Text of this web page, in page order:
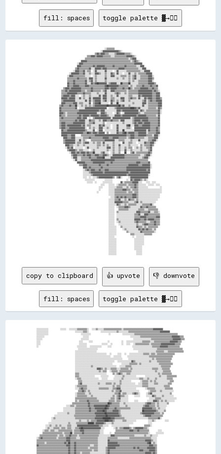
fill: spaces toggle palette ▓→✊🏽
                                                            ░░▒▒▒▒▒▒▒▒                                                              
                                                        ░░▓▓▓▓▓▓▓▓▓▓▓▓▓▓▓▓▒▒░░                                                      
                                                  ▒▒▓▓▒▒▓▓▓▓▒▒▒▒░░░░░░▒▒▓▓▓▓▓▓▓▓▒▒▒▒▒▒░░                                            
                                          ▒▒▒▒▓▓▓▓▒▒▓▓▓▓▓▓▒▒▒▒▒▒▒▒░░░░▒▒▒▒▒▒▒▒▒▒▒▒▓▓▓▓▓▓▒▒░░                                        
                                        ▒▒▒▒▒▒▒▒▒▒▒▒▒▒▒▒▒▒▒▒▒▒▒▒▒▒▒▒▒▒▒▒▒▒▒▒▒▒▒▒▒▒▒▒░░▒▒▓▓▓▓                                        
                                    ▓▓▓▓▓▓▒▒▒▒▒▒▒▒▒▒▒▒▒▒▒▒▒▒▒▒▒▒▒▒▒▒▒▒▒▒▒▒▒▒▒▒▒▒▒▒▒▒▒▒░░▒▒▓▓▒▒░░                                    
                                ░░▓▓▓▓▒▒▒▒▒▒▒▒▒▒▒▒▒▒▒▒▒▒▒▒▒▒▒▒▒▒▒▒▒▒▒▒▒▒▒▒▒▒▒▒▒▒▒▒▒▒▒▒▒▒▒▒▓▓▓▓▓▓▓▓                                  
                                ▓▓▓▓▒▒▒▒▒▒▒▒▒▒▒▒▓▓▒▒▓▓▓▓▓▓▓▓▒▒▒▒▒▒▒▒▓▓▒▒▒▒▒▒▒▒▒▒▓▓▒▒▒▒▒▒▒▒▒▒░░░░▓▓▓▓                                
                              ▒▒▓▓▒▒▒▒▒▒▒▒▒▒▓▓░░░░▓▓▓▓▓▓▒▒▓▓▓▓▒▒▒▒▒▒▒▒▒▒▒▒▓▓▓▓▓▓▒▒▒▒▒▒▒▒▒▒▒▒▒▒░░░░▓▓▓▓                              
                            ░░▓▓▓▓▒▒▒▒▓▓░░▒▒▒▒  ░░▓▓░░░░░░░░▓▓░░░░░░  ░░▓▓░░░░░░░░▒▒▒▒▒▒▒▒▒▒▒▒▒▒░░░░▓▓▓▓▓▓                          
                        ░░▓▓▓▓▓▓▓▓▒▒▒▒▓▓░░░░▒▒░░░░▓▓▓▓▒▒░░░░▒▒░░░░▓▓▒▒░░▓▓░░░░  ░░░░▓▓░░░░▒▒░░▒▒▒▒▒▒▒▒▓▓▓▓▓▓                        
                      ░░▓▓▓▓▒▒▒▒▒▒▒▒▒▒▒▒░░░░░░  ░░▒▒░░░░░░░░▒▒░░░░▓▓▓▓░░░░░░▒▒▒▒▒▒░░▒▒░░▒▒▓▓░░░░▒▒▒▒▒▒▒▒▓▓▓▓░░                      
                      ▒▒▒▒▒▒▒▒▒▒▓▓▒▒▒▒▒▒▒▒░░▓▓▓▓░░▒▒░░░░░░░░▓▓░░░░░░░░░░▒▒░░░░▒▒░░░░▒▒░░▒▒▓▓░░░░▒▒▒▒▒▒▒▒▓▓▓▓▒▒                      
                      ▒▒▒▒▒▒▓▓▒▒▒▒▒▒▒▒▒▒▓▓░░▒▒▓▓░░▒▒░░░░░░░░▒▒░░░░░░░░░░░░░░░░░░░░░░▒▒░░▒▒░░░░▒▒▒▒▒▒▒▒▒▒▓▓▓▓░░                      
                      ▓▓▒▒▒▒▓▓▒▒▒▒▒▒▒▒▒▒▓▓░░░░▓▓▒▒▓▓██▓▓▓▓▓▓▓▓░░▒▒▓▓▓▓▓▓░░░░██▒▒▒▒▒▒██░░░░░░░░▒▒▒▒▒▒▒▒▒▒▓▓▓▓▓▓▒▒                    
                      ▓▓▒▒▒▒▓▓▓▓▓▓▒▒▒▒▒▒▓▓▓▓▒▒▒▒▒▒▒▒▒▒▒▒▒▒▒▒▓▓██▓▓▓▓▓▓▓▓▓▓▒▒▒▒▒▒▒▒▒▒░░▒▒░░░░▒▒▒▒▒▒▓▓▒▒▒▒▒▒▓▓▒▒▒▒▓▓                  
                  ▒▒▓▓▓▓▒▒▓▓▓▓▓▓▓▓▓▓▒▒▒▒▒▒▒▒▒▒▓▓▒▒▒▒▒▒▒▒▒▒▒▒▓▓▓▓▒▒▓▓▓▓▓▓▒▒▒▒▒▒▓▓▒▒▒▒██▒▒░░▒▒▒▒▒▒▓▓▓▓▓▓▓▓▒▒▒▒▓▓▒▒▒▒                  
                ▒▒▒▒▓▓▒▒▓▓▓▓▓▓▓▓▓▓▓▓▒▒▒▒░░▒▒▒▒▓▓▒▒▒▒▒▒▒▒░░▒▒▓▓░░░░▓▓▓▓▒▒▒▒▒▒▒▒▒▒▒▒░░▒▒▒▒▒▒▒▒▒▒▓▓▓▓▓▓▓▓▓▓▓▓▓▓▒▒▓▓▒▒░░                
                ▒▒▒▒▒▒▓▓▓▓▓▓▓▓▓▓▒▒▒▒▒▒▓▓▒▒▒▒▒▒░░░░░░▒▒░░░░░░▓▓░░░░░░░░▒▒▓▓▒▒░░░░▒▒░░▒▒▒▒▒▒▒▒▒▒▓▓▓▓▓▓▓▓▓▓▓▓▓▓▒▒▒▒▓▓▓▓                
                ▒▒▓▓▓▓▓▓▒▒▓▓▓▓░░░░  ░░▒▒░░░░▒▒░░░░░░░░▓▓░░▓▓▓▓░░░░▒▒░░░░▓▓░░░░░░░░░░▒▒▒▒░░░░░░▓▓▒▒▓▓▓▓▓▓▓▓▓▓▒▒▒▒▓▓▓▓                
                ▓▓▓▓▓▓▒▒▓▓▓▓▓▓░░░░▓▓░░▒▒░░░░▓▓░░▓▓▓▓▓▓▓▓░░▓▓▓▓░░░░▒▒▒▒░░░░░░▓▓▓▓░░░░▒▒▓▓▒▒▒▒░░▓▓░░░░▓▓▒▒▓▓▓▓▒▒▒▒▓▓▓▓▒▒              
                ▒▒▓▓▓▓▓▓▓▓▓▓▓▓░░░░░░░░░░▓▓░░▓▓░░▒▒▓▓▓▓▓▓░░▒▒▓▓░░░░▓▓▒▒░░▒▒░░▒▒▓▓░░░░▒▒░░░░░░░░░░░░▒▒▓▓░░▒▒▓▓▒▒▒▒▓▓▓▓▓▓              
                ▓▓▓▓▒▒▒▒▒▒▒▒▓▓▓▓░░▒▒▒▒░░░░░░▓▓  ▒▒▓▓▓▓██░░░░░░░░  ▓▓░░░░██░░░░░░░░░░░░░░▒▒░░░░░░░░▓▓▓▓░░▒▒▒▒▒▒▒▒▒▒▓▓▓▓              
              ▒▒▓▓▒▒▒▒▒▒▓▓▒▒▒▒██░░░░▒▒░░▒▒░░▒▒░░▒▒▓▓▓▓▓▓▓▓▓▓▓▓██▓▓▓▓▓▓▓▓▓▓██▒▒▓▓░░░░▒▒░░░░░░░░░░░░▓▓░░░░▒▒▒▒▒▒▒▒▒▒▓▓▓▓              
              ▓▓▒▒▒▒▒▒▒▒▒▒▒▒▒▒▓▓  ░░░░░░▓▓▓▓▓▓▓▓▓▓▓▓▓▓▓▓▓▓▓▓▓▓  ░░░░░░▒▒▓▓▓▓▓▓▓▓▓▓▓▓▓▓████▓▓▒▒▓▓░░░░░░░░▒▒▒▒▒▒▒▒░░▓▓▒▒              
              ▓▓▒▒▒▒▒▒▒▒▒▒▒▒▒▒▒▒▒▒▓▓▓▓▓▓▓▓▓▓▓▓▓▓▓▓▓▓▓▓▒▒▓▓▓▓░░░░░░░░░░░░▓▓▓▓▒▒▓▓▓▓▓▓▓▓▓▓▓▓▓▓▓▓░░▓▓▒▒░░▒▒▒▒▒▒▒▒▒▒▒▒▓▓░░              
              ▓▓▓▓▒▒░░▒▒▒▒▒▒▒▒▒▒▓▓▓▓▓▓▓▓▓▓▓▓▓▓▓▓▓▓▓▓░░░░▓▓▓▓▒▒░░░░░░  ░░▓▓▒▒  ░░▓▓▓▓▓▓▓▓▓▓▓▓▓▓▒▒░░░░▒▒▒▒▒▒▒▒▒▒▒▒▒▒▓▓░░              
              ▓▓▒▒▒▒░░▒▒▒▒▒▒▒▒▒▒▒▒▓▓▒▒▓▓▓▓▓▓▒▒▓▓▓▓▓▓▓▓▒▒▓▓▓▓▓▓▒▒░░░░░░▓▓▓▓▓▓▒▒▓▓▓▓▓▓▓▓▓▓▓▓▓▓▒▒▓▓▓▓▓▓▓▓▒▒▒▒▒▒▒▒▒▒░░▓▓                
              ▒▒▓▓▒▒▒▒▒▒▒▒▒▒▒▒▒▒▓▓▓▓▒▒▓▓▓▓  ░░  ▒▒▓▓▓▓▓▓▓▓▓▓▓▓▓▓▓▓░░▓▓▓▓▓▓▓▓▓▓▓▓▓▓▓▓▓▓░░▒▒▓▓▓▓▓▓▓▓▓▓▓▓▓▓▒▒▒▒▒▒▒▒▒▒▓▓                
              ▒▒▒▒▒▒▒▒▒▒▒▒▒▒▒▒▓▓▒▒▓▓▓▓▓▓░░░░▓▓▒▒▒▒░░░░▒▒░░▓▓▓▓▒▒▒▒▓▓▒▒▒▒▒▒░░▓▓▓▓░░░░░░░░▒▒▓▓▓▓▓▓▒▒▓▓▓▓▓▓▒▒▒▒▒▒▒▒▒▒▓▓                
              ▒▒▓▓▓▓▒▒▒▒▒▒▒▒▓▓▓▓▓▓▓▓▓▓▓▓░░░░▒▒▒▒▓▓░░░░░░░░▒▒  ░░░░░░░░░░░░░░░░▒▒░░░░░░░░▒▒▓▓▒▒▓▓▓▓▒▒▓▓▓▓▓▓▒▒▒▒▒▒▒▒▓▓                
              ▒▒▓▓▓▓▒▒▓▓▓▓▓▓▓▓▓▓▓▓▓▓▒▒▓▓░░▒▒▒▒░░░░░░░░▓▓▒▒▓▓░░░░░░  ░░░░▓▓░░░░░░░░▓▓██░░░░▓▓▓▓▒▒▒▒▓▓▓▓▓▓▓▓▒▒▒▒▒▒▒▒▓▓                
              ▒▒▓▓▓▓▒▒▒▒▓▓▓▓▓▓▓▓▓▓▓▓▓▓▓▓░░  ▒▒░░▒▒░░░░▓▓▓▓░░░░▒▒░░  ░░░░▓▓░░░░░░░░▒▒▒▒░░  ▓▓▓▓▓▓▓▓▓▓▓▓▓▓▓▓▒▒▒▒▒▒▓▓▒▒                
                ▓▓▒▒▒▒▓▓▓▓▓▓▓▓▓▓▓▓▓▓▓▓▓▓▒▒░░░░░░▓▓  ░░▓▓▓▓  ░░░░░░░░░░░░▓▓░░░░██░░░░░░░░░░▓▓▓▓▓▓▓▓▓▓▓▓░░▓▓▒▒▒▒▒▒▓▓▒▒                
                ▓▓▓▓▓▓▓▓▓▓▓▓▓▓▓▓▓▓▓▓▓▓▒▒▒▒██▓▓▒▒▓▓▓▓▒▒▓▓▓▓▓▓  ▒▒  ░░░░░░▓▓▒▒▒▒▓▓██▒▒▓▓▓▓▓▓▒▒▒▒▓▓▓▓▓▓▓▓░░▒▒▒▒▒▒▒▒▓▓▓▓                
                ▓▓▓▓▓▓▒▒▒▒▓▓▓▓      ▒▒▒▒▒▒▒▒▒▒▒▒▒▒▓▓▓▓▓▓▓▓▓▓▓▓▓▓▓▓▓▓▓▓▓▓▓▓▓▓▓▓▓▓▓▓▒▒▒▒▓▓▓▓▒▒▒▒▓▓▓▓▓▓▓▓▒▒▒▒▒▒░░▓▓▓▓░░                
                  ▓▓▓▓▒▒▒▒▓▓▓▓░░░░░░░░▒▒▒▒▒▒▓▓▒▒▒▒▒▒▒▒▒▒▒▒▓▓▓▓▓▓▒▒▒▒▓▓▓▓▓▓▒▒▒▒▒▒▒▒░░▒▒▓▓▓▓▒▒▒▒▒▒▒▒▒▒░░░░▒▒▒▒▒▒▓▓▓▓                  
                  ▒▒▓▓▓▓▓▓▓▓▓▓░░░░▓▓░░▒▒░░    ▒▒▒▒▒▒▒▒▒▒▒▒▒▒▓▓▓▓▓▓▓▓▓▓░░░░▒▒▒▒▒▒░░░░░░▒▒░░░░░░▓▓░░░░░░░░▒▒▒▒▓▓▓▓░░                  
                  ▒▒▓▓▓▓▓▓▓▓▓▓░░▒▒▒▒░░▒▒▓▓▓▓░░░░▒▒░░▒▒▒▒░░▓▓░░░░░░░░▒▒░░░░░░  ▓▓░░░░▒▒▒▒░░░░  ░░░░░░▓▓▒▒▒▒▓▓▓▓░░                    
                    ▓▓▓▓▒▒▒▒░░░░▒▒░░░░▒▒░░░░░░░░░░░░▒▒▒▒░░▒▒░░▒▒░░░░▒▒░░░░▓▓░░░░░░░░▒▒░░░░░░░░  ▒▒░░▒▒▒▒▒▒▓▓▒▒                      
                    ░░▓▓▒▒▓▓  ░░░░░░░░  ░░▓▓░░░░░░░░▒▒░░░░░░░░▓▓▓▓░░▒▒░░░░▒▒░░░░▒▒░░▒▒▒▒  ░░▒▒░░▒▒░░░░▒▒▒▒▓▓                        
                      ▒▒▓▓▓▓▓▓▒▒░░▒▒▒▒░░░░░░  ░░▒▒░░░░░░░░░░░░▒▒░░░░▒▒░░░░▒▒░░░░▓▓░░░░▒▒░░░░░░░░▒▒░░░░░░▒▒▓▓                        
                        ░░▓▓▓▓▒▒▓▓▒▒▓▓▓▓▒▒▓▓▒▒▒▒██░░░░░░▒▒▓▓░░░░  ░░▒▒░░░░▒▒    ██    ▒▒▓▓░░▒▒▒▒▒▒▒▒▒▒▒▒▓▓▒▒                        
                          ▒▒▓▓▓▓▒▒▒▒▒▒▓▓▒▒▓▓▓▓▒▒▒▒▓▓▓▓▒▒▒▒▓▓▓▓▒▒░░░░▓▓▓▓▓▓▓▓▓▓▓▓▒▒▒▒▒▒▒▒▒▒▒▒▒▒▒▒░░░░▒▒▓▓▓▓░░                        
                          ░░▓▓▓▓░░░░▒▒▒▒▒▒▒▒▓▓▒▒▒▒▒▒▓▓▓▓▓▓██░░░░░░▓▓▓▓▓▓▓▓▓▓▓▓▓▓▒▒▒▒▒▒▒▒▒▒▒▒▒▒░░░░▒▒▓▓▓▓░░                          
                            ░░▓▓░░░░▒▒▒▒▒▒▒▒▒▒▓▓▓▓▓▓▓▓▓▓▓▓▓▓▓▓▓▓▓▓▓▓▓▓▒▒▒▒▒▒▒▒▒▒▒▒▒▒▒▒▒▒▒▒▒▒▒▒▒▒▒▒▒▒▒▒▒▒                            
                                ▓▓▓▓▓▓▓▓▒▒▒▒▒▒▒▒▓▓▓▓▓▓▓▓▓▓▓▓▒▒▒▒▒▒▓▓▒▒▒▒▒▒▒▒▒▒▒▒▒▒▒▒▒▒▒▒▒▒▒▒▓▓▓▓▒▒▒▒▒▒▒▒▓▓                          
                                  ▒▒▒▒▓▓▓▓▒▒▒▒▒▒▒▒▒▒▒▒▓▓▒▒▒▒▒▒▓▓▒▒▒▒▒▒▒▒▒▒▒▒▒▒▒▒▒▒▒▒▓▓▓▓▓▓▓▓▓▓▒▒▒▒▓▓▓▓▓▓▓▓░░                        
                                      ▓▓▓▓▒▒▓▓▒▒▒▒▒▒▒▒▒▒▓▓▒▒▒▒▒▒▒▒▒▒▒▒▒▒▒▒▒▒▒▒▒▒▒▒▓▓▓▓▓▓▓▓▓▓▓▓▓▓▓▓▓▓▓▓▓▓▓▓░░                        
                                      ░░▒▒▓▓▒▒▓▓▓▓▒▒▒▒▓▓▒▒▒▒▓▓▓▓▒▒▒▒▒▒▒▒▒▒▒▒▒▒▒▒▒▒▓▓▓▓▓▓▓▓▓▓▓▓▓▓▓▓▓▓▓▓▒▒▓▓                          
                                      ░░░░░░▒▒▓▓▓▓▓▓▓▓▓▓▓▓▒▒▓▓▓▓▓▓▓▓▓▓▓▓▓▓▓▓▓▓▓▓▓▓▓▓▒▒▓▓▓▓▓▓▓▓▓▓▓▓▓▓▓▓▓▓▓▓                          
                                      ░░░░░░░░▒▒▓▓▓▓▓▓▓▓▓▓▓▓▓▓▓▓▓▓▓▓▓▓▓▓▓▓▓▓▓▓▓▓▓▓▒▒▓▓▓▓▓▓▓▓▓▓▓▓▓▓▓▓▓▓▓▓░░                          
                                      ░░░░  ░░  ░░░░▒▒▓▓▓▓▓▓▓▓▓▓▓▓▓▓▒▒  ▒▒▓▓░░      ░░▓▓▓▓▓▓▓▓▓▓▓▓▓▓▓▓▓▓                            
                                        ░░░░░░░░░░          ░░░░░░░░              ░░  ▓▓▒▒▓▓▓▓▓▓▒▒░░▒▒░░                            
                                          ░░░░░░  ░░      ░░░░░░░░░░        ▓▓░░▒▒▒▒▒▒▒▒▓▓▓▓▓▓░░░░    ░░░░  ░░░░                    
                                                        ░░░░    ░░░░░░  ░░▒▒▒▒▒▒▒▒░░▒▒▒▒▒▒▓▓▒▒░░░░░░░░  ░░░░░░  ░░░░                
                                                      ░░░░      ░░░░░░░░▒▒▒▒▒▒░░░░▒▒░░▒▒▒▒▓▓▒▒░░░░░░░░░░            ░░              
                                                      ░░        ░░░░░░▒▒▒▒▒▒▒▒▓▓▓▓▒▒▒▒░░▒▒▒▒▒▒░░░░░░░░░░░░░░░░░░░░░░░░              
                                                    ░░          ░░░░░░▒▒▒▒▒▒▒▒▒▒▒▒░░▒▒▒▒░░▒▒▒▒░░░░░░░░░░░░░░░░░░░░░░░░              
                                                                ░░░░░░▒▒▒▒▒▒▒▒▒▒▒▒▒▒▒▒▒▒▓▓▓▓▒▒░░░░░░░░░░░░░░░░░░░░░░                
                                                                  ░░░░▒▒▓▓▒▒▓▓▒▒▓▓▒▒▒▒▒▒▓▓▓▓▒▒░░░░░░░░░░░░░░░░░░░░░░                
                                                                ░░░░░░▒▒▒▒▓▓░░░░▒▒░░▓▓▒▒▒▒░░▒▒░░░░░░░░░░░░░░░░░░░░                  
                                                                ░░░░░░▓▓▓▓▓▓▓▓▒▒▒▒▒▒░░░░░░▒▒▓▓░░▒▒░░░░░░░░░░░░░░                    
                                                                ░░░░░░░░▓▓▒▒░░░░▒▒░░▒▒▒▒▒▒▒▒░░░░░░▒▒▒▒▒▒▒▒▓▓░░                      
                                                                ░░░░░░  ░░▒▒▒▒▒▒▓▓▓▓▒▒░░░░░░░░░░▓▓▒▒▒▒▓▓▒▒▒▒▒▒▒▒                    
                                                                ░░░░░░    ▒▒▒▒▒▒▒▒▒▒░░░░░░░░░░▒▒▒▒▒▒░░░░▒▒▒▒▒▒▒▒▒▒                  
                                                                ░░░░░░  ▒▒░░░░░░░░░░░░░░░░░░▓▓▓▓▒▒▒▒▒▒▒▒▓▓░░░░▒▒▒▒░░                
                                                                ░░░░░░  ░░░░░░░░░░░░░░░░░░▒▒▒▒▓▓░░░░▓▓▓▓▒▒▒▒▒▒▒▒▒▒▒▒                
                                                                ░░░░░░  ░░░░░░░░░░░░░░░░░░▒▒▒▒▒▒▓▓▓▓▓▓▒▒▒▒▒▒▒▒▒▒▓▓▓▓                
                                                                ░░░░░░  ▒▒░░░░░░░░░░░░░░░░▓▓▓▓▓▓▒▒▒▒▓▓▒▒▓▓▓▓▓▓▒▒▒▒▒▒                
                                                                ░░░░░░  ░░▒▒░░░░░░░░░░░░░░▒▒▓▓▒▒▒▒▒▒▒▒░░░░▒▒▒▒▓▓▒▒▒▒                
                                                                ░░░░░░    ░░░░░░░░░░░░░░░░░░▒▒░░░░▒▒▓▓▓▓▒▒▒▒▒▒▓▓▒▒▒▒                
                                                                ░░░░░░░░    ▒▒░░░░░░░░░░░░░░▓▓▒▒▒▒░░▒▒░░▒▒▒▒▒▒▒▒▒▒                  
                                                                ░░░░░░░░      ░░▒▒░░░░░░░░░░░░▓▓▒▒▓▓▒▒▓▓▒▒▒▒░░▒▒                    
                                                                ░░░░░░░░          ▒▒░░░░░░░░░░░░▓▓▒▒▒▒▒▒▒▒▒▒▒▒░░
copy to clipboard 👍 upvote 👎 downvote
fill: spaces toggle palette ▓→✊🏽